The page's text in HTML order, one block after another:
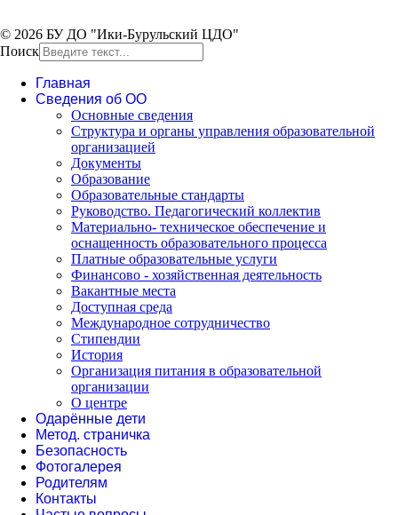
© 2026 БУ ДО "Ики-Бурульский ЦДО"
Поиск
Главная
Сведения об ОО
Основные сведения
Структура и органы управления образовательной
организацией
Документы
Образование
Образовательные стандарты
Руководство. Педагогический коллектив
Материально- техническое обеспечение и
оснащенность образовательного процесса
Платные образовательные услуги
Финансово - хозяйственная деятельность
Вакантные места
Доступная среда
Международное сотрудничество
Стипендии
История
Организация питания в образовательной
организации
О центре
Одарённые дети
Метод. страничка
Безопасность
Фотогалерея
Родителям
Контакты